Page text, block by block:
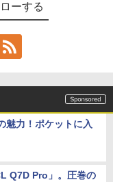
ーする
魅力！ポケットに入
Q7D Pro」。圧巻の